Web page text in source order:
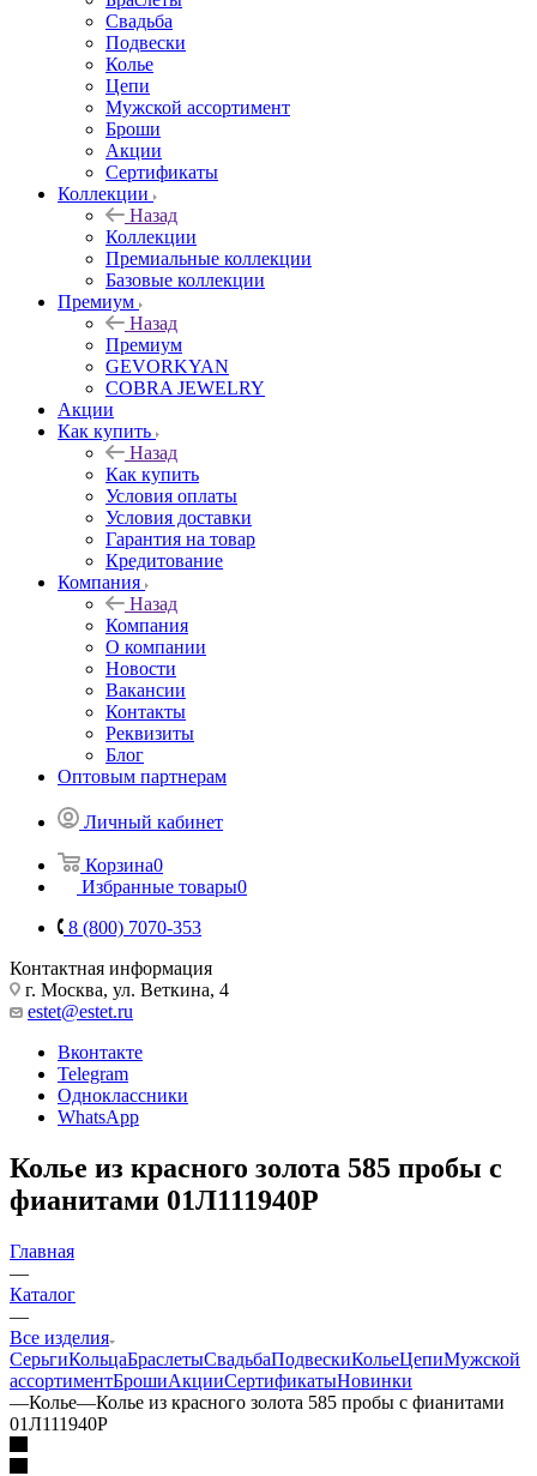
Свадьба
Подвески
Колье
Цепи
Мужской ассортимент
Броши
Акции
Сертификаты
Коллекции
Назад
Коллекции
Премиальные коллекции
Базовые коллекции
Премиум
Назад
Премиум
GEVORKYAN
COBRA JEWELRY
Акции
Как купить
Назад
Как купить
Условия оплаты
Условия доставки
Гарантия на товар
Кредитование
Компания
Назад
Компания
О компании
Новости
Вакансии
Контакты
Реквизиты
Блог
Оптовым партнерам
Личный кабинет
Корзина0
Избранные товары0
8 (800) 7070-353
Контактная информация
г. Москва, ул. Веткина, 4
estet@estet.ru
Вконтакте
Telegram
Одноклассники
WhatsApp
Колье из красного золота 585 пробы с
фианитами 01Л111940Р
Главная
—
Каталог
—
Все изделия
СерьгиКольцаБраслетыСвадьбаПодвескиКольеЦепиМужской
ассортиментБрошиАкцииСертификатыНовинки
—Колье—Колье из красного золота 585 пробы с фианитами
01Л111940Р